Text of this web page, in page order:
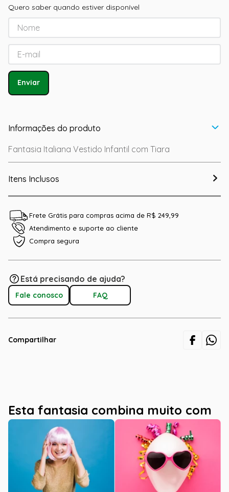
Quero saber quando estiver disponível
Enviar
Informações do produto
Fantasia Italiana Vestido Infantil com Tiara
Itens Inclusos
Frete Grátis para compras acima de R$ 249,99
Atendimento e suporte ao cliente
Compra segura
Está precisando de ajuda?
Fale conosco FAQ
Compartilhar
Esta fantasia combina muito com